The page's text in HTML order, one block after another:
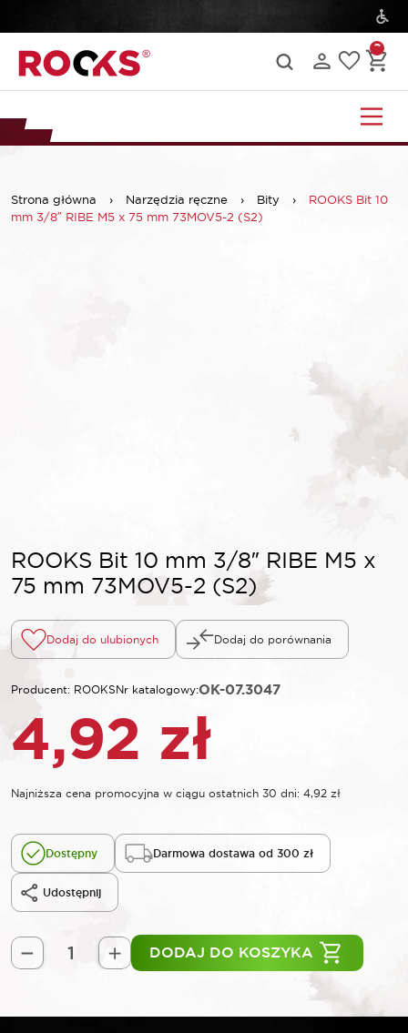
Strona główna › Narzędzia ręczne › Bity ›
ROOKS Bit 10
mm 3/8″ RIBE M5 x 75 mm 73MOV5-2 (S2)
ROOKS Bit 10 mm 3/8″ RIBE M5 x
75 mm 73MOV5-2 (S2)
Dodaj do ulubionych Dodaj do porównania
Producent: ROOKSNr katalogowy:OK-07.3047
4,92 zł
Najniższa cena promocyjna w ciągu ostatnich 30 dni: 4,92 zł
Dostępny Darmowa dostawa od 300 zł
Udostępnij
ilość
DODAJ DO KOSZYKA